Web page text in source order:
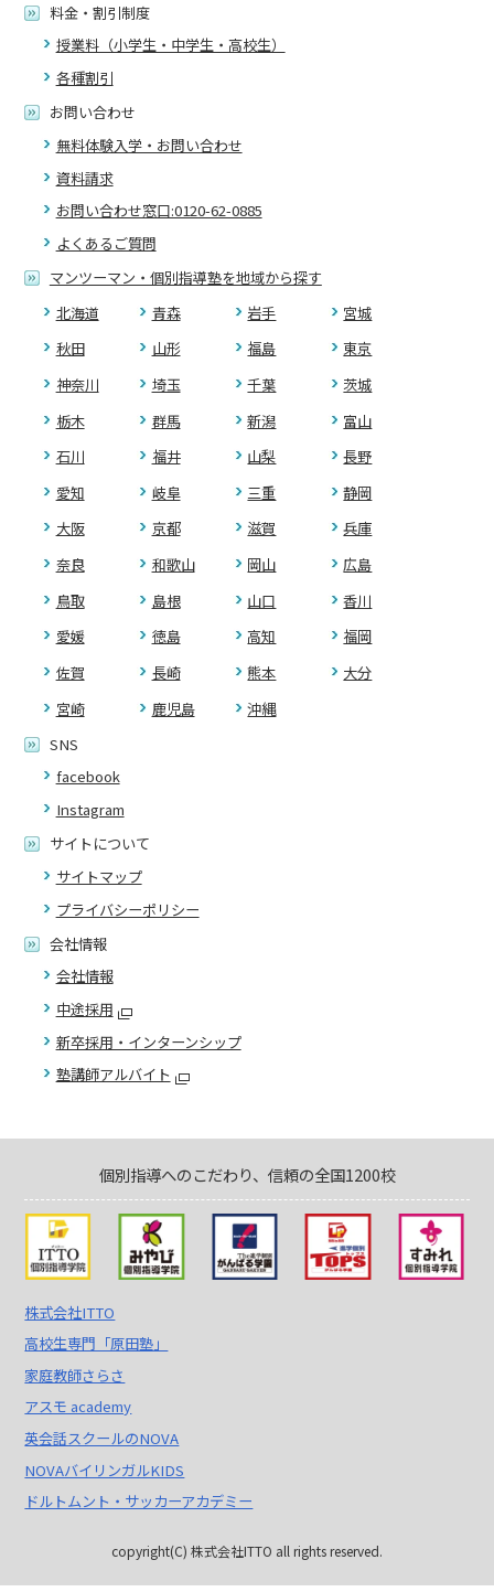
料金・割引制度
授業料（小学生・中学生・高校生）
各種割引
お問い合わせ
無料体験入学・お問い合わせ
資料請求
お問い合わせ窓口:0120-62-0885
よくあるご質問
マンツーマン・個別指導塾を地域から探す
北海道
青森 岩手
宮城
秋田
山形 福島
東京
神奈川
埼玉 千葉
茨城
栃木
群馬 新潟
富山
石川
福井 山梨
長野
愛知
岐阜 三重
静岡
大阪
京都 滋賀
兵庫
奈良
和歌山 岡山
広島
鳥取
島根 山口
香川
愛媛
徳島 高知
福岡
佐賀
長崎 熊本
大分
宮崎
鹿児島
沖縄
SNS
facebook
Instagram
サイトについて
サイトマップ
プライバシーポリシー
会社情報
会社情報
中途採用
新卒採用・インターンシップ
塾講師アルバイト
個別指導へのこだわり、信頼の全国1200校
株式会社ITTO
高校生専門「原田塾」
家庭教師さらさ
アスモ academy
英会話スクールのNOVA
NOVAバイリンガルKIDS
ドルトムント・サッカーアカデミー
copyright(C) 株式会社ITTO all rights reserved.